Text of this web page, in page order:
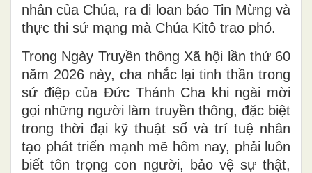
nhân của Chúa, ra đi loan báo Tin Mừng và
thực thi sứ mạng mà Chúa Kitô trao phó.
Trong Ngày Truyền thông Xã hội lần thứ 60
năm 2026 này, cha nhắc lại tinh thần trong
sứ điệp của Đức Thánh Cha khi ngài mời
gọi những người làm truyền thông, đặc biệt
trong thời đại kỹ thuật số và trí tuệ nhân
tạo phát triển mạnh mẽ hôm nay, phải luôn
biết tôn trọng con người, bảo vệ sự thật,